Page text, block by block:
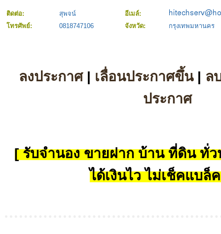
ติดต่อ: สุพจน์
อีเมล์:
โทรศัพย์:
0818747106 จังหวัด: กรุงเทพมหานคร
ลงประกาศ| เลื่อนประกาศขึ้น| ล
ประกาศ
[ รับจำนอง ขายฝาก บ้าน ที่ดิน ทั่ว
ได้เงินไว ไม่เช็คแบล็